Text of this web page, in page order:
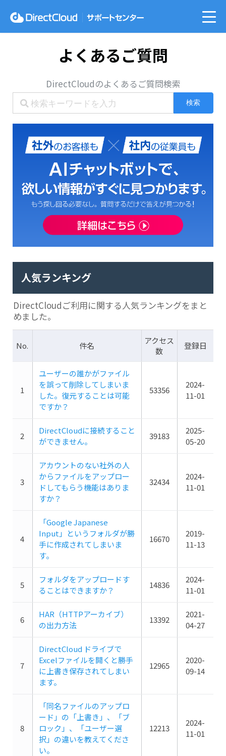
よくあるご質問
DirectCloudのよくあるご質問検索
人気ランキング
DirectCloudご利用に関する人気ランキングをまと
めました。
No. 件名
アクセス
数
登録日
1
ユーザーの誰かがファイル
を誤って削除してしまいま
した。復元することは可能
ですか？
53356
2024-
11-01
2
DirectCloudに接続すること
ができません。
39183
2025-
05-20
3
アカウントのない社外の人
からファイルをアップロー
ドしてもらう機能はありま
すか？
32434
2024-
11-01
4
「Google Japanese
Input」というフォルダが勝
手に作成されてしまいま
す。
16670
2019-
11-13
5
フォルダをアップロードす
ることはできますか？
14836
2024-
11-01
6
HAR（HTTPアーカイブ）
の出力方法
13392
2021-
04-27
7
DirectCloud ドライブで
Excelファイルを開くと勝手
に上書き保存されてしまい
ます。
12965
2020-
09-14
8
「同名ファイルのアップロ
ード」の「上書き」、「ブ
ロック」、「ユーザー選
択」の違いを教えてくださ
い。
12213
2024-
11-01